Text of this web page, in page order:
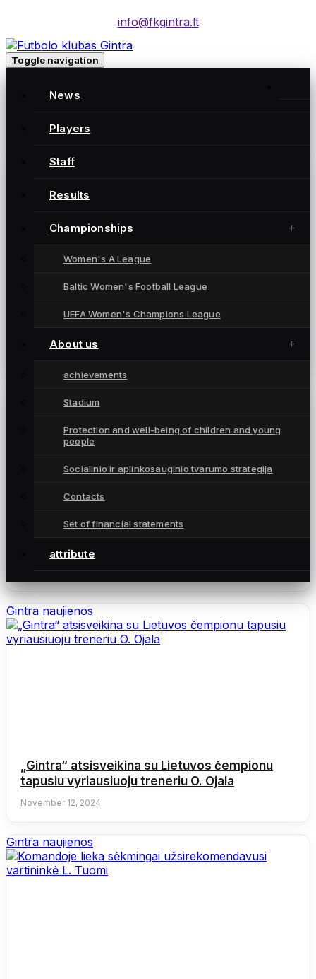
info@fkgintra.lt
Toggle navigation
News
Players
Staff
Results
Championships
Women's A League
Baltic Women's Football League
UEFA Women's Champions League
About us
achievements
Stadium
Protection and well-being of children and young
people
Socialinio ir aplinkosauginio tvarumo strategija
Contacts
Set of financial statements
attribute
Posts
Gintra naujienos
Gintra naujienos
Tęstinis projektas „Galime daugiau“ vienija
L. Kubiliūtė toliau vilkės „Gintros“ marškinėlius
Gintra naujienos
„Gintra“ atsisveikina su Lietuvos čempionu
tapusiu vyriausiuoju treneriu O. Ojala
November 12, 2024
Gintra naujienos